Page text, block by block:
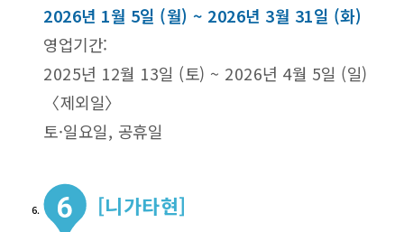
2026년 1월 5일 (월) ~ 2026년 3월 31일 (화)
영업기간:
2025년 12월 13일 (토) ~ 2026년 4월 5일 (일)
〈제외일〉
토·일요일, 공휴일
[니가타현]